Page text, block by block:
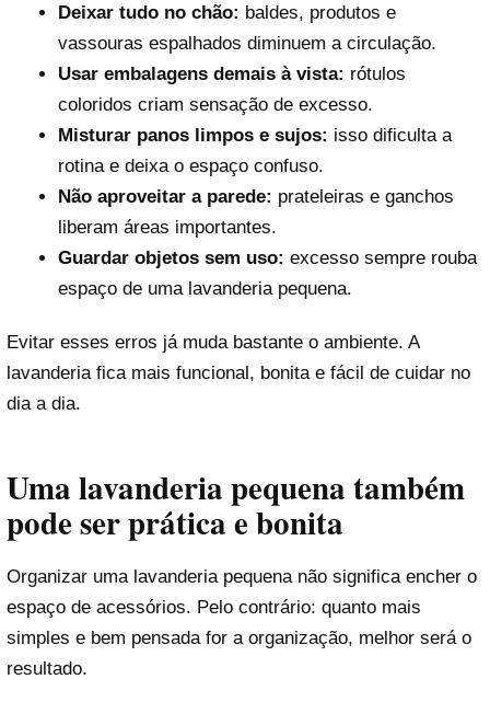
Deixar tudo no chão: baldes, produtos e
vassouras espalhados diminuem a circulação.
Usar embalagens demais à vista: rótulos
coloridos criam sensação de excesso.
Misturar panos limpos e sujos: isso dificulta a
rotina e deixa o espaço confuso.
Não aproveitar a parede: prateleiras e ganchos
liberam áreas importantes.
Guardar objetos sem uso: excesso sempre rouba
espaço de uma lavanderia pequena.
Evitar esses erros já muda bastante o ambiente. A
lavanderia fica mais funcional, bonita e fácil de cuidar no
dia a dia.
Uma lavanderia pequena também
pode ser prática e bonita
Organizar uma lavanderia pequena não significa encher o
espaço de acessórios. Pelo contrário: quanto mais
simples e bem pensada for a organização, melhor será o
resultado.